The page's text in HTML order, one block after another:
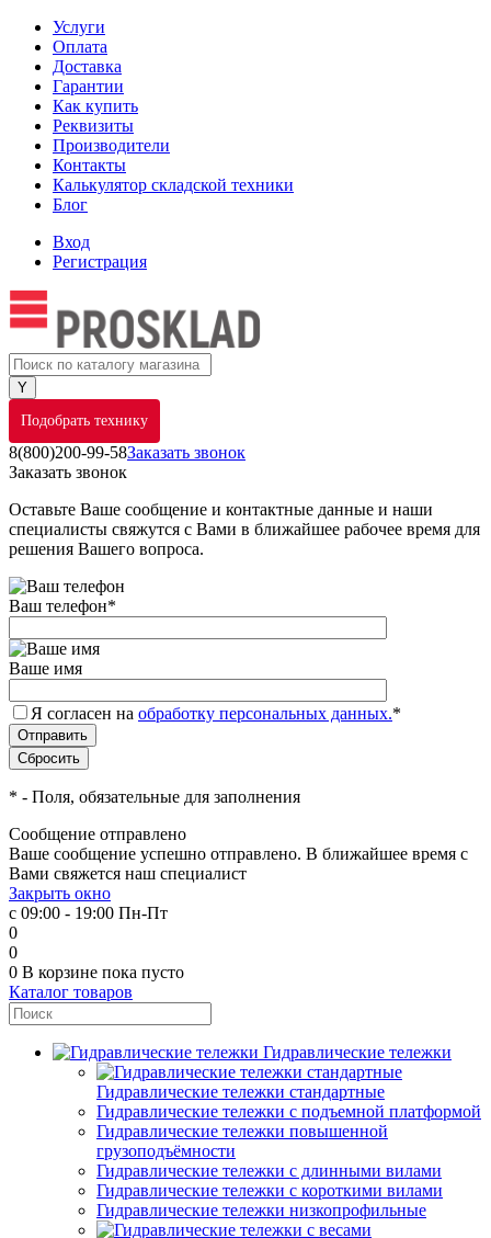
Услуги
Оплата
Доставка
Гарантии
Как купить
Реквизиты
Производители
Контакты
Калькулятор складской техники
Блог
Вход
Регистрация
Подобрать технику
8(800)200-99-58Заказать звонок
Заказать звонок
Оставьте Ваше сообщение и контактные данные и наши
специалисты свяжутся с Вами в ближайшее рабочее время для
решения Вашего вопроса.
Ваш телефон*
Ваше имя
Я согласен на обработку персональных данных.*
* - Поля, обязательные для заполнения
Сообщение отправлено
Ваше сообщение успешно отправлено. В ближайшее время с
Вами свяжется наш специалист
Закрыть окно
с 09:00 - 19:00 Пн-Пт
0
0
0 В корзине пока пусто
Каталог товаров
Гидравлические тележки
Гидравлические тележки стандартные
Гидравлические тележки с подъемной платформой
Гидравлические тележки повышенной
грузоподъёмности
Гидравлические тележки с длинными вилами
Гидравлические тележки с короткими вилами
Гидравлические тележки низкопрофильные